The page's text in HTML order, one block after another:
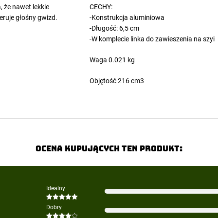
że nawet lekkie
głośny gwizd.
CECHY:
-Konstrukcja aluminiowa
-Długość: 6,5 cm
-W komplecie linka do zawieszenia na szyi
Waga 0.021 kg
Objętość 216 cm3
Ocena kupujących ten produkt:
Idealny
Oceniono
na 5
Dobry